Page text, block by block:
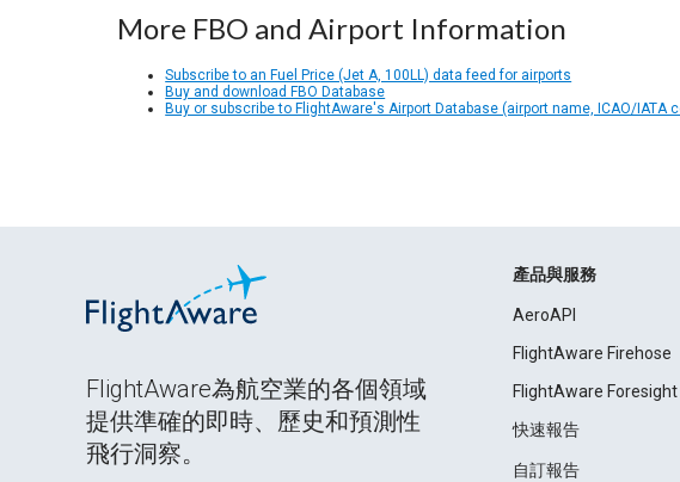
More FBO and Airport Information
Subscribe to an Fuel Price (Jet A, 100LL) data feed for airports
Buy and download FBO Database
Buy or subscribe to FlightAware's Airport Database (airport name, ICAO/IATA
FlightAware為航空業的各個領域
提供準確的即時、歷史和預測性
飛行洞察。
產品與服務
AeroAPI
FlightAware Firehose
FlightAware Foresight
快速報告
自訂報告